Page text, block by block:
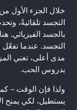
خلال الجزء الأول
التجسد تلقائيةً،
بالجسد الفيزيائي.
التجسد. عندما
مدى أعلى، تعني
بدروس الحب.
ولذا فإن الوقت –
يستطيل، لكي يمنح